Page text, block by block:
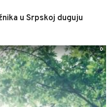
u Srpskoj duguju
0